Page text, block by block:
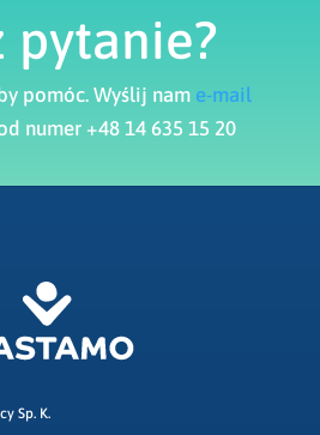
pytanie?
pomóc. Wyślij nam e-mail
numer +48 14 635 15 20
Sp. K.